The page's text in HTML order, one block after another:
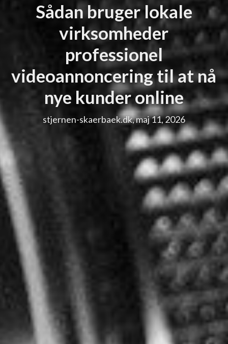
Sådan bruger lokale
virksomheder
professionel
videoannoncering til at nå
nye kunder online
stjernen-skaerbaek.dk, maj 11, 2026